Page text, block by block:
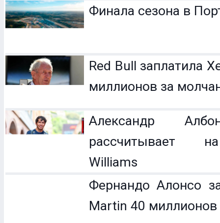
Финала сезона в
Red Bull заплатила
миллионов за
Александр
рассчитывает
Williams
Фернандо Алонсо
Martin 40 миллионов